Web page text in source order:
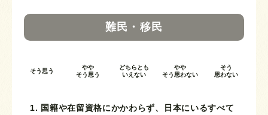
難民・移民
そう思う
やや
そう思う
どちらとも
いえない
やや
そう思わない
そう
思わない
1. 国籍や在留資格にかかわらず、日本にいるすべて